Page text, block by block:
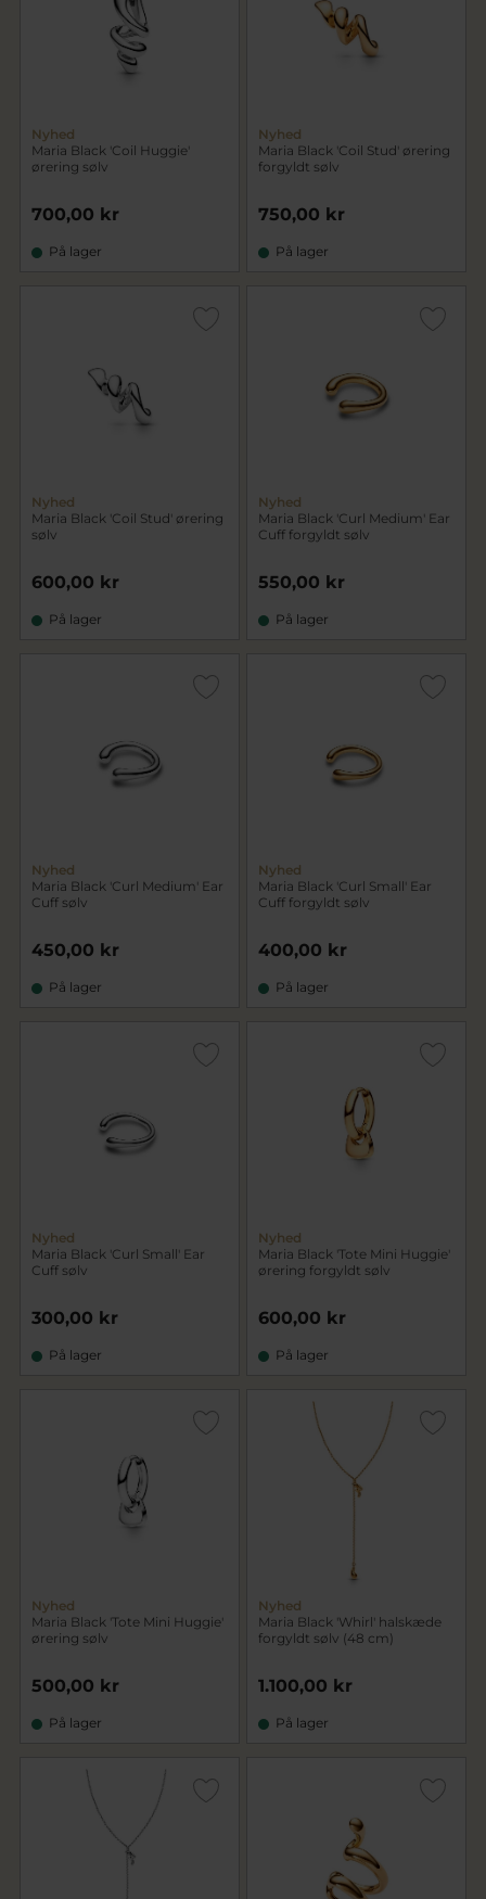
Nyhed
Maria Black 'Coil Huggie'
ørering sølv
700,00 kr
På lager
Nyhed
Maria Black 'Coil Stud' ørering
forgyldt sølv
750,00 kr
På lager
Nyhed
Maria Black 'Coil Stud' ørering
sølv
600,00 kr
På lager
Nyhed
Maria Black 'Curl Medium' Ear
Cuff forgyldt sølv
550,00 kr
På lager
Nyhed
Maria Black 'Curl Medium' Ear
Cuff sølv
450,00 kr
På lager
Nyhed
Maria Black 'Curl Small' Ear
Cuff forgyldt sølv
400,00 kr
På lager
Nyhed
Maria Black 'Curl Small' Ear
Cuff sølv
300,00 kr
På lager
Nyhed
Maria Black 'Tote Mini Huggie'
ørering forgyldt sølv
600,00 kr
På lager
Nyhed
Maria Black 'Tote Mini Huggie'
ørering sølv
500,00 kr
På lager
Nyhed
Maria Black 'Whirl' halskæde
forgyldt sølv (48 cm)
1.100,00 kr
På lager